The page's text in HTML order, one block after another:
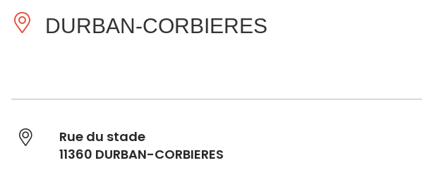
DURBAN-CORBIERES
Rue du stade
11360 DURBAN-CORBIERES